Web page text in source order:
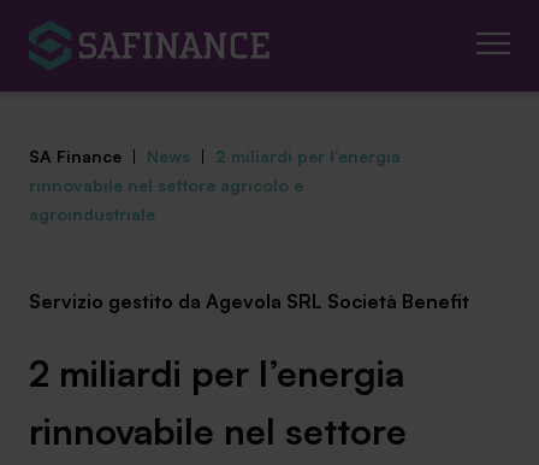
Centro studi
News ed eventi
SA Finance | News | 2 miliardi per l’energia
rinnovabile nel settore agricolo e
agroindustriale
Servizio gestito da Agevola SRL Società Benefit
2 miliardi per l’energia
rinnovabile nel settore